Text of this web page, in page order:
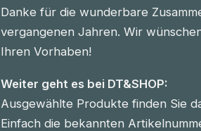
Danke für die wunderbare
vergangenen Jahren. Wir
Ihren Vorhaben!
Weiter geht es bei DT&SHOP:
Ausgewählte Produkte finden Sie
Einfach die bekannten